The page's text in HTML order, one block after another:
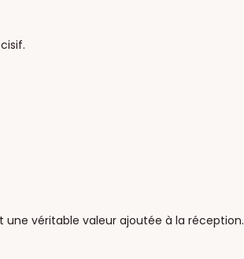
véritable valeur ajoutée à la réception.